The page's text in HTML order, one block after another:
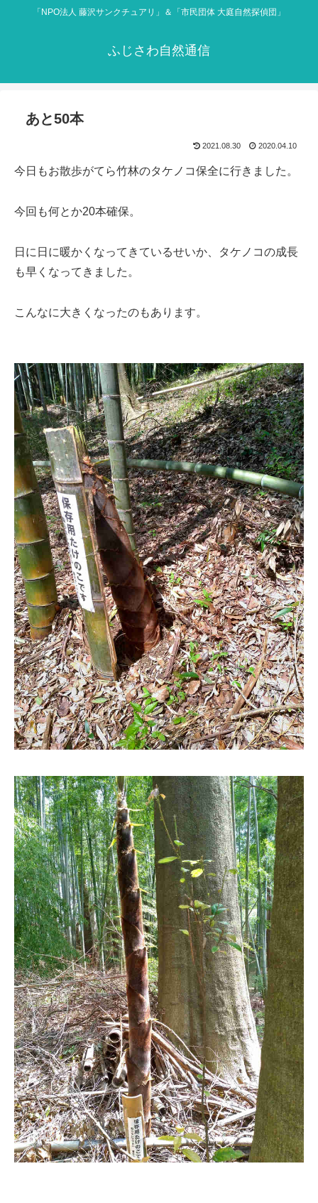
「NPO法人 藤沢サンクチュアリ」＆「市民団体 大庭自然探偵団」
ふじさわ自然通信
あと50本
2021.08.30 2020.04.10
今日もお散歩がてら竹林のタケノコ保全に行きました。
今回も何とか20本確保。
日に日に暖かくなってきているせいか、タケノコの成長
も早くなってきました。
こんなに大きくなったのもあります。